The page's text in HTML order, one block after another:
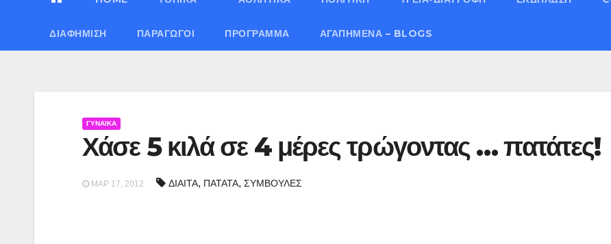
ΔΙΑΦΉΜΙΣΗ ΠΑΡΑΓΩΓΟΊ ΠΡΌΓΡΑΜΜΑ ΑΓΑΠΗΜΈΝΑ – BLOGS
ΓΥΝΑΙΚΑ
Χάσε 5 κιλά σε 4 μέρες τρώγοντας … πατάτες!
ΜΑΡ 17, 2012 ΔΙΑΙΤΑ, ΠΑΤΑΤΑ, ΣΥΜΒΟΥΛΕΣ